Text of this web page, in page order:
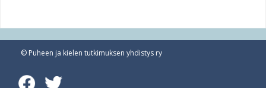
© Puheen ja kielen tutkimuksen yhdistys ry